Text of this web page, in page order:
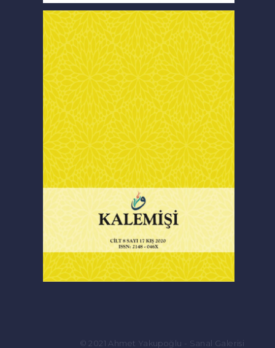
© 2021 Ahmet Yakupoğlu - Sanal Galerisi